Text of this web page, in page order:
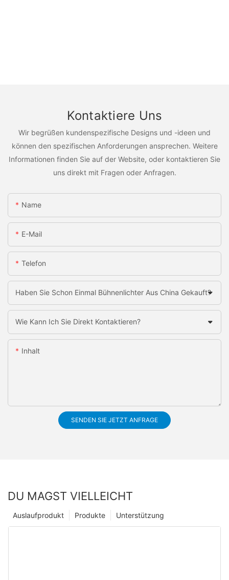
Kontaktiere Uns
Wir begrüßen kundenspezifische Designs und -ideen und
können den spezifischen Anforderungen ansprechen. Weitere
Informationen finden Sie auf der Website, oder kontaktieren Sie
uns direkt mit Fragen oder Anfragen.
Name
E-Mail
Telefon
Haben Sie Schon Einmal Bühnenlichter Aus China Gekauft?
Wie Kann Ich Sie Direkt Kontaktieren?
Inhalt
SENDEN SIE JETZT ANFRAGE
DU MAGST VIELLEICHT
Unterstützung
Produkte
Auslaufprodukt